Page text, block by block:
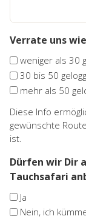
Verrate uns
weniger als 30
30 bis 50
mehr als 50
Diese Info
gewünschte
ist.
Dürfen wir Dir
Tauchsafari
Ja
Nein, ich